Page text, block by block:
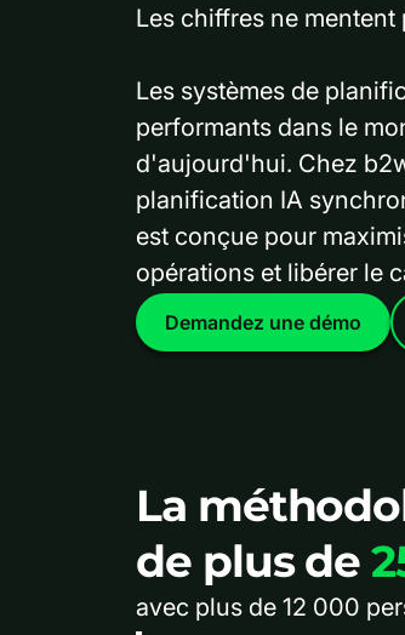
Les chiffres ne mentent
Les systèmes de
performants dans le
d'aujourd'hui. Chez
planification IA
est conçue pour
opérations et libérer le
Demandez une démo
La
de plus de
avec plus de 12 000